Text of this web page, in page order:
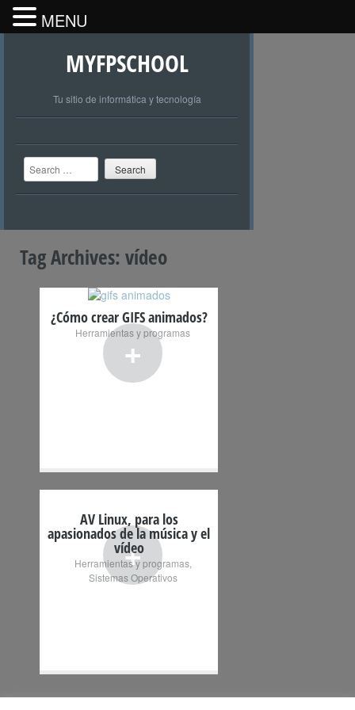
MYFPSCHOOL
Tu sitio de informática y tecnología
Search
Tag Archives: vídeo
+
¿Cómo crear GIFS animados?
Herramientas y programas
+
AV Linux, para los
apasionados de la música y el
vídeo
Herramientas y programas,
Sistemas Operativos
MENU